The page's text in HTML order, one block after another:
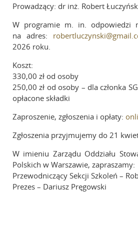
Prowadzący: dr inż. Robert
W programie m. in. odpowiedzi
na adres:
2026 roku.
Koszt:
330,00 zł od osoby
250,00 zł od osoby – dla członka
opłacone składki
Zaproszenie, zgłoszenia i opłaty:
Zgłoszenia przyjmujemy do 21
W imieniu Zarządu Oddziału
Polskich w Warszawie, zapraszamy:
Przewodniczący Sekcji Szkoleń –
Prezes – Dariusz Pręgowski